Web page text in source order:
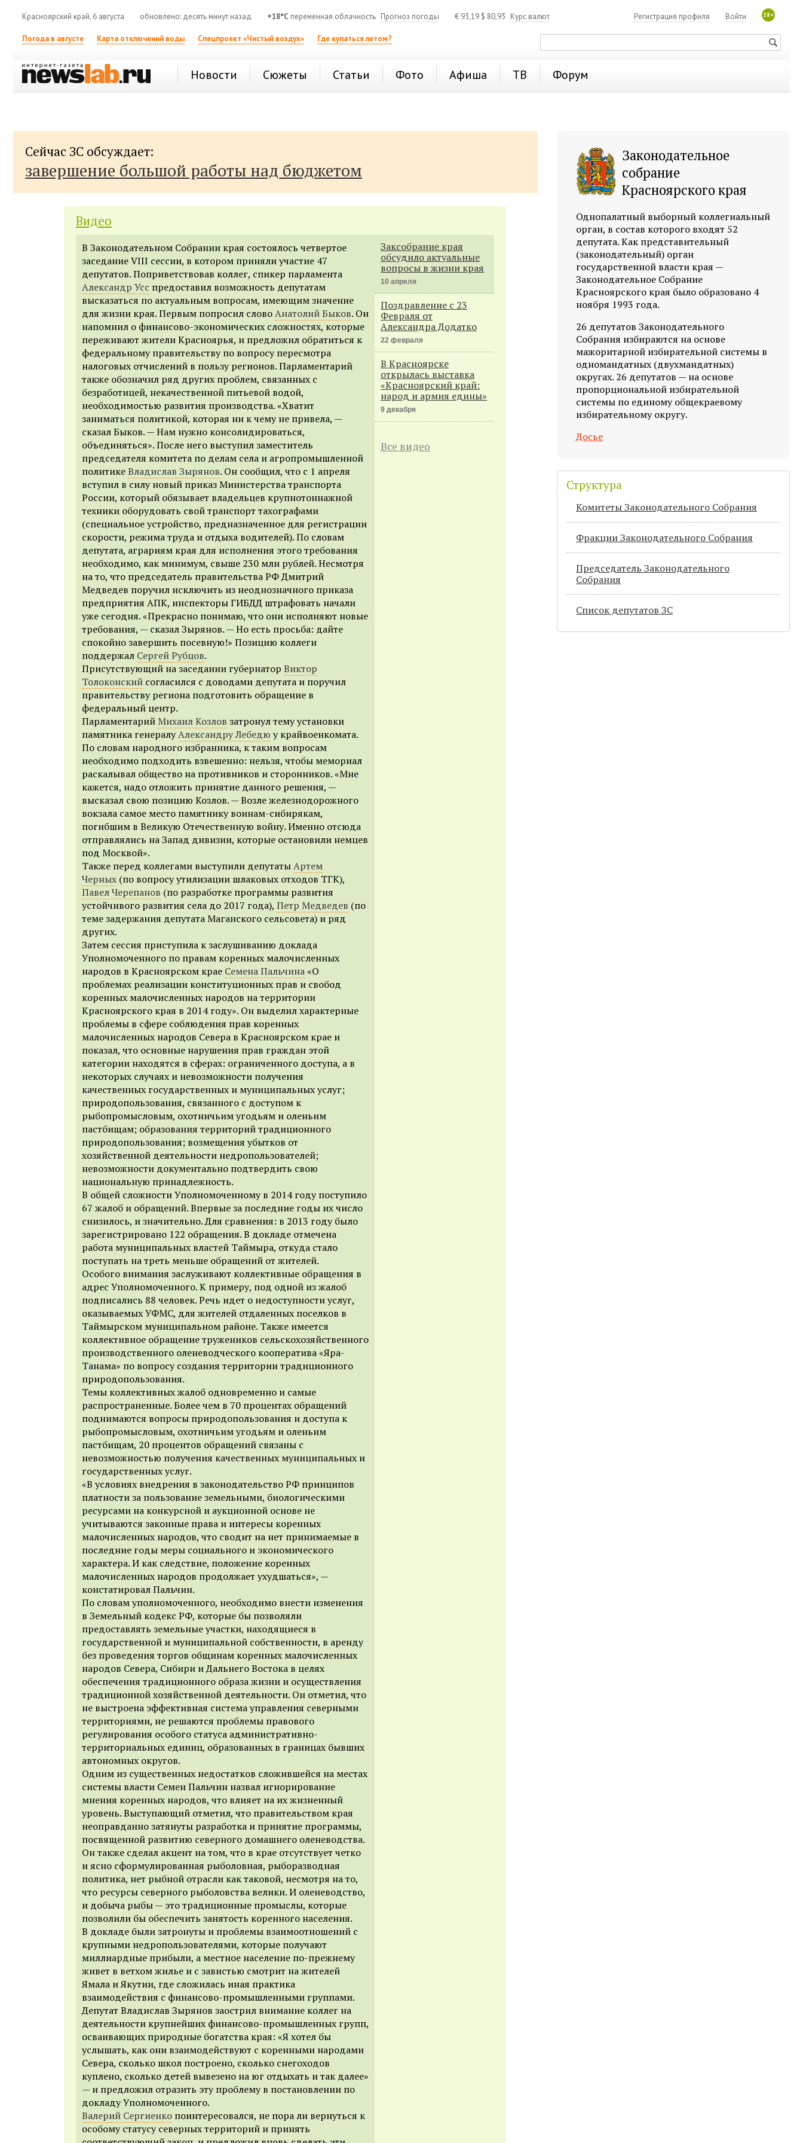
Красноярский край, 6 августа обновлено: десять минут назад +18°C переменная облачность Прогноз погоды € 93,19 $ 80,93 Курс валют 18+
Войти
Регистрация профиля
Погода в августе Карта отключений воды Спецпроект «Чистый воздух» Где купаться летом?
Новости Сюжеты Статьи Фото Афиша ТВ Форум
Сейчас ЗС обсуждает:
завершение большой работы над бюджетом
Видео
В Законодательном Собрании края состоялось четвертое
заседание VIII сессии, в котором приняли участие 47
депутатов. Поприветствовав коллег, спикер парламента
Александр Усс предоставил возможность депутатам
высказаться по актуальным вопросам, имеющим значение
для жизни края. Первым попросил словоАнатолий Быков. Он
напомнил о финансово-экономических сложностях, которые
переживают жители Красноярья, и предложил обратиться к
федеральному правительству по вопросу пересмотра
налоговых отчислений в пользу регионов. Парламентарий
также обозначил ряд других проблем, связанных с
безработицей, некачественной питьевой водой,
необходимостью развития производства. «Хватит
заниматься политикой, которая ни к чему не привела, —
сказал Быков. — Нам нужно консолидироваться,
объединяться». После него выступил заместитель
председателя комитета по делам села и агропромышленной
политикеВладислав Зырянов. Он сообщил, что с 1 апреля
вступил в силу новый приказ Министерства транспорта
России, который обязывает владельцев крупнотоннажной
техники оборудовать свой транспорт тахографами
(специальное устройство, предназначенное для регистрации
скорости, режима труда и отдыха водителей). По словам
депутата, аграриям края для исполнения этого требования
необходимо, как минимум, свыше 230 млн рублей. Несмотря
на то, что председатель правительства РФ Дмитрий
Медведев поручил исключить из неоднозначного приказа
предприятия АПК, инспекторы ГИБДД штрафовать начали
уже сегодня. «Прекрасно понимаю, что они исполняют новые
требования, — сказал Зырянов. — Но есть просьба: дайте
спокойно завершить посевную!» Позицию коллеги
поддержал Сергей Рубцов.
Присутствующий на заседании губернатор Виктор
Толоконский согласился с доводами депутата и поручил
правительству региона подготовить обращение в
федеральный центр.
Парламентарий Михаил Козлов затронул тему установки
памятника генералуАлександру Лебедю у крайвоенкомата.
По словам народного избранника, к таким вопросам
необходимо подходить взвешенно: нельзя, чтобы мемориал
раскалывал общество на противников и сторонников. «Мне
кажется, надо отложить принятие данного решения, —
высказал свою позицию Козлов. — Возле железнодорожного
вокзала самое место памятнику воинам-сибирякам,
погибшим в Великую Отечественную войну. Именно отсюда
отправлялись на Запад дивизии, которые остановили немцев
под Москвой».
Также перед коллегами выступили депутатыАртем
Черных (по вопросу утилизации шлаковых отходов ТГК),
Павел Черепанов (по разработке программы развития
устойчивого развития села до 2017 года), Петр Медведев (по
теме задержания депутата Маганского сельсовета) и ряд
других.
Затем сессия приступила к заслушиванию доклада
Уполномоченного по правам коренных малочисленных
народов в Красноярском крае Семена Пальчина«О
проблемах реализации конституционных прав и свобод
коренных малочисленных народов на территории
Красноярского края в 2014 году». Он выделил характерные
проблемы в сфере соблюдения прав коренных
малочисленных народов Севера в Красноярском крае и
показал, что основные нарушения прав граждан этой
категории находятся в сферах: ограниченного доступа, а в
некоторых случаях и невозможности получения
качественных государственных и муниципальных услуг;
природопользования, связанного с доступом к
рыбопромысловым, охотничьим угодьям и оленьим
пастбищам; образования территорий традиционного
природопользования; возмещения убытков от
хозяйственной деятельности недропользователей;
невозможности документально подтвердить свою
национальную принадлежность.
В общей сложности Уполномоченному в 2014 году поступило
67 жалоб и обращений. Впервые за последние годы их число
снизилось, и значительно. Для сравнения: в 2013 году было
зарегистрировано 122 обращения. В докладе отмечена
работа муниципальных властей Таймыра, откуда стало
поступать на треть меньше обращений от жителей.
Особого внимания заслуживают коллективные обращения в
адрес Уполномоченного. К примеру, под одной из жалоб
подписались 88 человек. Речь идет о недоступности услуг,
оказываемых УФМС, для жителей отдаленных поселков в
Таймырском муниципальном районе. Также имеется
коллективное обращение тружеников сельскохозяйственного
производственного оленеводческого кооператива «Яра-
Танама» по вопросу создания территории традиционного
природопользования.
Темы коллективных жалоб одновременно и самые
распространенные. Более чем в 70 процентах обращений
поднимаются вопросы природопользования и доступа к
рыбопромысловым, охотничьим угодьям и оленьим
пастбищам, 20 процентов обращений связаны с
невозможностью получения качественных муниципальных и
государственных услуг.
«В условиях внедрения в законодательство РФ принципов
платности за пользование земельными, биологическими
ресурсами на конкурсной и аукционной основе не
учитываются законные права и интересы коренных
малочисленных народов, что сводит на нет принимаемые в
последние годы меры социального и экономического
характера. И как следствие, положение коренных
малочисленных народов продолжает ухудшаться», —
констатировал Пальчин.
По словам уполномоченного, необходимо внести изменения
в Земельный кодекс РФ, которые бы позволяли
предоставлять земельные участки, находящиеся в
государственной и муниципальной собственности, в аренду
без проведения торгов общинам коренных малочисленных
народов Севера, Сибири и Дальнего Востока в целях
обеспечения традиционного образа жизни и осуществления
традиционной хозяйственной деятельности. Он отметил, что
не выстроена эффективная система управления северными
территориями, не решаются проблемы правового
регулирования особого статуса административно-
территориальных единиц, образованных в границах бывших
автономных округов.
Одним из существенных недостатков сложившейся на местах
системы власти Семен Пальчин назвал игнорирование
мнения коренных народов, что влияет на их жизненный
уровень. Выступающий отметил, что правительством края
неоправданно затянуты разработка и принятие программы,
посвященной развитию северного домашнего оленеводства.
Он также сделал акцент на том, что в крае отсутствует четко
и ясно сформулированная рыболовная, рыборазводная
политика, нет рыбной отрасли как таковой, несмотря на то,
что ресурсы северного рыболовства велики. И оленеводство,
и добыча рыбы — это традиционные промыслы, которые
позволили бы обеспечить занятость коренного населения.
В докладе были затронуты и проблемы взаимоотношений с
крупными недропользователями, которые получают
миллиардные прибыли, а местное население по-прежнему
живет в ветхом жилье и с завистью смотрит на жителей
Ямала и Якутии, где сложилась иная практика
взаимодействия с финансово-промышленными группами.
Депутат Владислав Зырянов заострил внимание коллег на
деятельности крупнейших финансово-промышленных групп,
осваивающих природные богатства края: «Я хотел бы
услышать, как они взаимодействуют с коренными народами
Севера, сколько школ построено, сколько снегоходов
куплено, сколько детей вывезено на юг отдыхать и так далее»
— и предложил отразить эту проблему в постановлении по
докладу Уполномоченного.
Валерий Сергиенко поинтересовался, не пора ли вернуться к
особому статусу северных территорий и принять
Заксобрание края
обсудило актуальные
вопросы в жизни края
10 апреля
Поздравление с 23
Февраля от
Александра Додатко
22 февраля
В Красноярске
открылась выставка
«Красноярский край:
народ и армия едины»
9 декабря
Все видео
Законодательное
собрание
Красноярского края
Однопалатный выборный коллегиальный
орган, в состав которого входят 52
депутата. Как представительный
(законодательный) орган
государственной власти края —
Законодательное Собрание
Красноярского края было образовано 4
ноября 1993 года.
26 депутатов Законодательного
Собрания избираются на основе
мажоритарной избирательной системы в
одномандатных (двухмандатных)
округах. 26 депутатов — на основе
пропорциональной избирательной
системы по единому общекраевому
избирательному округу.
Досье
Структура
Комитеты Законодательного Собрания
Фракции Законодательного Собрания
Председатель Законодательного
Cобрания
Список депутатов ЗС